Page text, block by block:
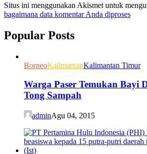
Situs ini menggunakan Akismet untuk
bagaimana data komentar Anda diproses
Popular Posts
BorneoKalimantanKalimantan Timur
Warga Paser Temukan Bayi
Tong Sampah
adminAgu 04, 2015